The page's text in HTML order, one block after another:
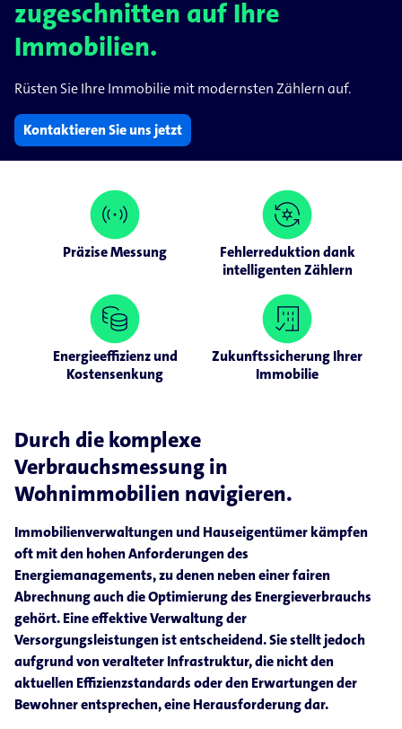
zugeschnitten auf Ihre
Immobilien.
Rüsten Sie Ihre Immobilie mit modernsten Zählern auf.
Kontaktieren Sie uns jetzt
Präzise Messung
Fehlerreduktion dank
intelligenten Zählern
Energieeffizienz und
Kostensenkung
Zukunftssicherung Ihrer
Immobilie
Durch die komplexe
Verbrauchsmessung in
Wohnimmobilien navigieren.
Immobilienverwaltungen und Hauseigentümer kämpfen
oft mit den hohen Anforderungen des
Energiemanagements, zu denen neben einer fairen
Abrechnung auch die Optimierung des Energieverbrauchs
gehört. Eine effektive Verwaltung der
Versorgungsleistungen ist entscheidend. Sie stellt jedoch
aufgrund von veralteter Infrastruktur, die nicht den
aktuellen Effizienzstandards oder den Erwartungen der
Bewohner entsprechen, eine Herausforderung dar.